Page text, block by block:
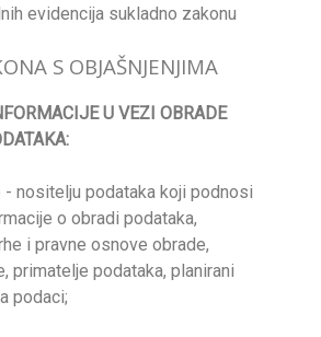
evidencija sukladno zakonu
S OBJAŠNJENJIMA
U VEZI OBRADE
- nositelju podataka koji podnosi
o obradi podataka,
i pravne osnove obrade,
primatelje podataka, planirani
podaci;